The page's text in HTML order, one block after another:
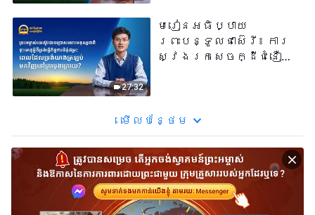
ដោយត្រង់ទៅនគររបស់
ទ្រង់ឬទេ ពេលដែល
ទ្រង់យាងត្រឡប់មក?
27:32
មេរៀនអធិប្បាយ
ព្រះបន្ទូលជាស៊េរី៖ ការ
ស្វែងរកសេចក្ដីជំនឿដ៏
កិច្ចការជំនុំជម្រះ ពេល
ដែលទ្រង់យាងត្រឡប់
មកវិញនៅគ្រាចុងក្រោយ?
មើល​​បន្ថែម​